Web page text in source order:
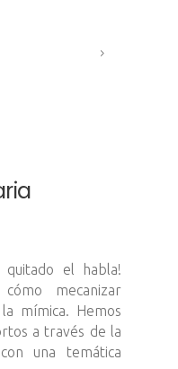
quitado el habla!
mecanizar
mímica. Hemos
a través de la
una temática